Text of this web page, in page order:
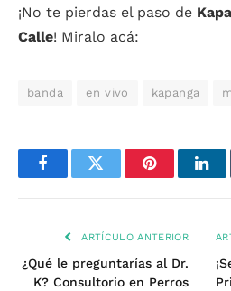
¡No te pierdas el paso de
Calle! Miralo acá:
banda en vivo kapanga
FacebookTwitter Pinterest
ARTÍCULO ANTERIOR
¿Qué le preguntarías al Dr.
K? Consultorio en Perros